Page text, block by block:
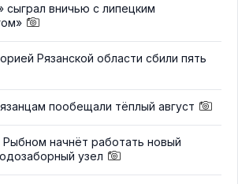
сыграл вничью с липецким
Рязанской области сбили пять
пообещали тёплый август
Рыбном начнёт работать новый
узел